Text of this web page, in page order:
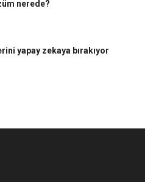
nerede?
yapay zekaya bırakıyor